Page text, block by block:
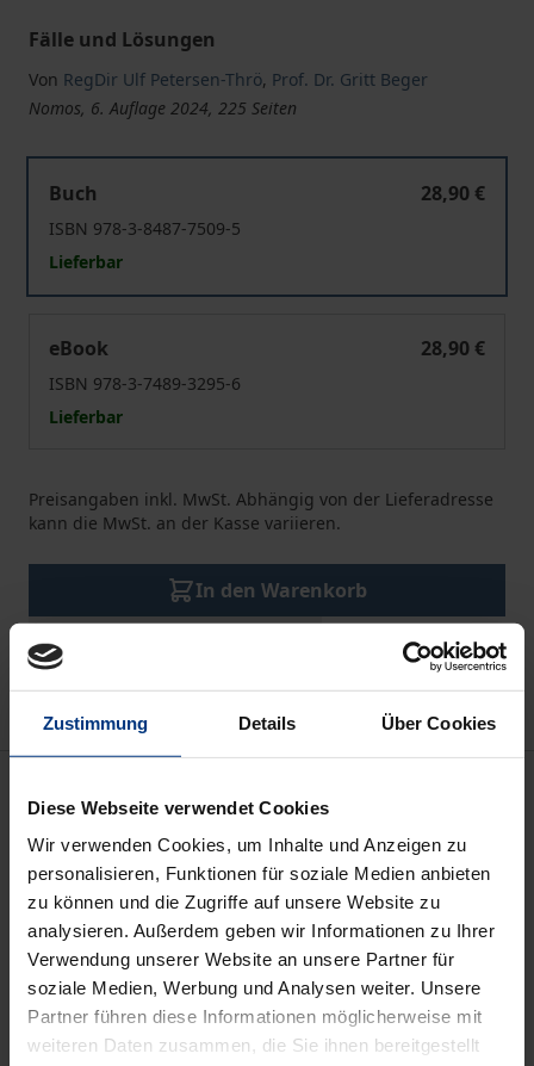
Zustimmung Details Über Cookies
Diese Webseite verwendet Cookies
Wir verwenden Cookies, um Inhalte und Anzeigen zu
personalisieren, Funktionen für soziale Medien anbieten
zu können und die Zugriffe auf unsere Website zu
analysieren. Außerdem geben wir Informationen zu Ihrer
Verwendung unserer Website an unsere Partner für
soziale Medien, Werbung und Analysen weiter. Unsere
Partner führen diese Informationen möglicherweise mit
weiteren Daten zusammen, die Sie ihnen bereitgestellt
Fälle und Lösungen
Von RegDir Ulf Petersen-Thrö, Prof. Dr. Gritt Beger
Nomos, 6. Auflage 2024, 225 Seiten
Buch
28,90 €
ISBN 978-3-8487-7509-5
Lieferbar
eBook
28,90 €
ISBN 978-3-7489-3295-6
Lieferbar
Preisangaben inkl. MwSt. Abhängig von der Lieferadresse
kann die MwSt. an der Kasse variieren.
In den Warenkorb
Zur Wunschliste hinzufügen
Hinweise zu Versandkosten
Sowohl in der polizeilichen als auch in der
juristischen Ausbildung in Sachsen spielt das
präventiv-polizeiliche Eingriffsrecht eine wichtige
Rolle. Die 6. Auflage berücksichtigt aktuelle
Entwicklungen, etwa
• das polizeirechtliche Vorgehen gegen
Klimaaktivisten,